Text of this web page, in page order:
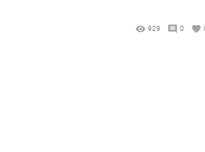
929 0